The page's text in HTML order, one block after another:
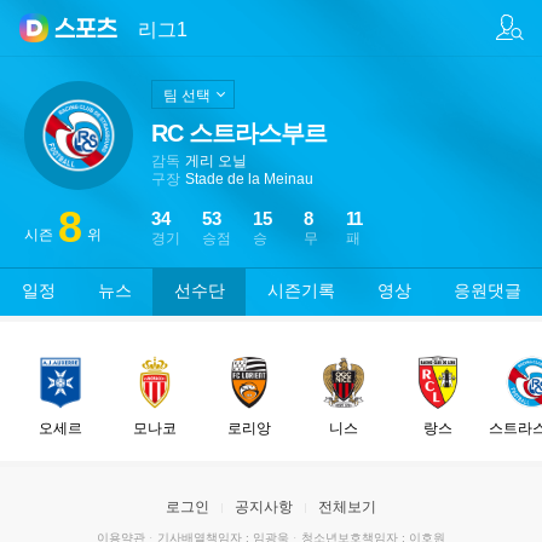
리그1
RC 스트라스부르
감독 게리 오닐
구장 Stade de la Meinau
시즌 8 위 경기
34
승점
53
승
15
무
8
패
11
팀 선택
일정 뉴스 선수단 시즌기록 영상 응원댓글
오세르 모나코 로리앙 니스 랑스 스트라
로그인 공지사항 전체보기
이용약관 · 기사배열책임자 : 임광욱 · 청소년보호책임자 : 이호원